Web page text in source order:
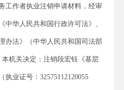
工作者执业注销申请材料，经审
中华人民共和国行政许可法》、
办法》（中华人民共和国司法部
机关决定：注销段宏钰《基层
业证号：32575112120055